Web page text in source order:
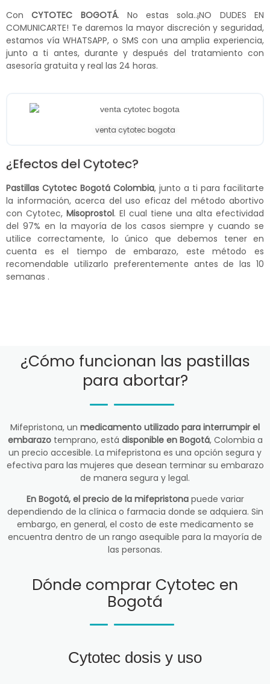
ConCYTOTEC BOGOTÁ. No estas sola..¡NO DUDES EN
COMUNICARTE! Te daremos la mayor discreción y seguridad,
estamos vía WHATSAPP, o SMS con una amplia experiencia,
junto a ti antes, durante y después del tratamiento con
asesoría gratuita y real las 24 horas.
venta cytotec bogota
¿Efectos del Cytotec?
Pastillas Cytotec Bogotá Colombia, junto a ti para facilitarte
la información, acerca del uso eficaz del método abortivo
con Cytotec, Misoprostol. El cual tiene una alta efectividad
del 97% en la mayoría de los casos siempre y cuando se
utilice correctamente, lo único que debemos tener en
cuenta es el tiempo de embarazo, este método es
recomendable utilizarlo preferentemente antes de las 10
semanas .
¿Cómo funcionan las pastillas
para abortar?
Mifepristona, un medicamento utilizado para interrumpir el
embarazotemprano, está disponible en Bogotá, Colombia a
un precio accesible. La mifepristona es una opción segura y
efectiva para las mujeres que desean terminar su embarazo
de manera segura y legal.
En Bogotá, el precio de la mifepristonapuede variar
dependiendo de la clínica o farmacia donde se adquiera. Sin
embargo, en general, el costo de este medicamento se
encuentra dentro de un rango asequible para la mayoría de
las personas.
Dónde comprar Cytotec en
Bogotá
Cytotec dosis y uso